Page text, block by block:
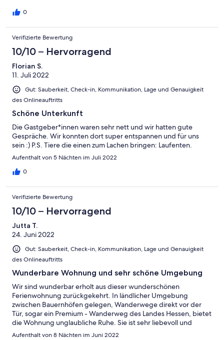
0
Verifizierte Bewertung
10/10 – Hervorragend
Florian S.
11. Juli 2022
Gut: Sauberkeit, Check-in, Kommunikation, Lage und Genauigkeit
des Onlineauftritts
Schöne Unterkunft
Die Gastgeber*innen waren sehr nett und wir hatten gute
Gespräche. Wir konnten dort super entspannen und für uns
sein :) P.S. Tiere die einen zum Lachen bringen: Laufenten.
Aufenthalt von 5 Nächten im Juli 2022
0
Verifizierte Bewertung
10/10 – Hervorragend
Jutta T.
24. Juni 2022
Gut: Sauberkeit, Check-in, Kommunikation, Lage und Genauigkeit
des Onlineauftritts
Wunderbare Wohnung und sehr schöne Umgebung
Wir sind wunderbar erholt aus dieser wunderschönen
Ferienwohnung zurückgekehrt. In ländlicher Umgebung
zwischen Bauernhöfen gelegen, Wanderwege direkt vor der
Tür, sogar ein Premium - Wanderweg des Landes Hessen, bietet
die Wohnung unglaubliche Ruhe. Sie ist sehr liebevoll und
geschmackvoll eingerichtet und blieb auch bei 33°
Aufenthalt von 8 Nächten im Juni 2022